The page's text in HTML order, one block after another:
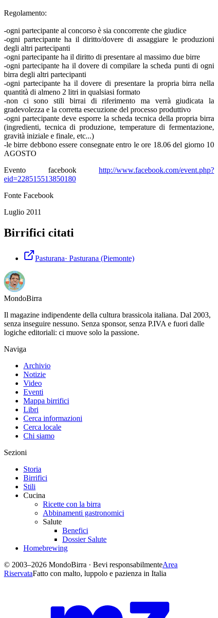
Regolamento:
-ogni partecipante al concorso è sia concorrente che giudice
-ogni partecipante ha il diritto/dovere di assaggiare le produzioni
degli altri partecipanti
-ogni partecipante ha il diritto di presentare al massimo due birre
-ogni partecipante ha il dovere di compilare la scheda punti di ogni
birra degli altri partecipanti
-ogni partecipante ha il dovere di presentare la propria birra nella
quantità di almeno 2 litri in qualsiasi formato
-non ci sono stili birrai di riferimento ma verrà giudicata la
gradevolezza e la corretta esecuzione del processo produttivo
-ogni partecipante deve esporre la scheda tecnica della propria birra
(ingredienti, tecnica di produzione, temperature di fermentazione,
gravità iniziale e finale, etc...)
-le birre debbono essere consegnate entro le ore 18.06 del giorno 10
AGOSTO
Evento facebook http://www.facebook.com/event.php?
eid=228515513850180
Fonte Facebook
Luglio 2011
Birrifici citati
Pasturana· Pasturana (Piemonte)
MondoBirra
Il magazine indipendente della cultura brassicola italiana. Dal 2003,
senza inseguire nessuno. Senza sponsor, senza P.IVA e fuori dalle
logiche editoriali: ci muove solo la passione.
Naviga
Archivio
Notizie
Video
Eventi
Mappa birrifici
Libri
Cerca informazioni
Cerca locale
Chi siamo
Sezioni
Storia
Birrifici
Stili
Cucina
Ricette con la birra
Abbinamenti gastronomici
Salute
Benefici
Dossier Salute
Homebrewing
© 2003–2026 MondoBirra · Bevi responsabilmenteArea
RiservataFatto con malto, luppolo e pazienza in Italia